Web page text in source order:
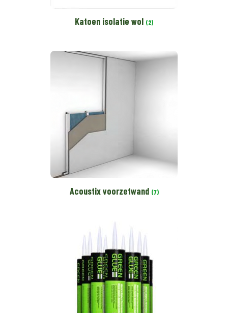
Katoen isolatie wol (2)
Acoustix voorzetwand (7)